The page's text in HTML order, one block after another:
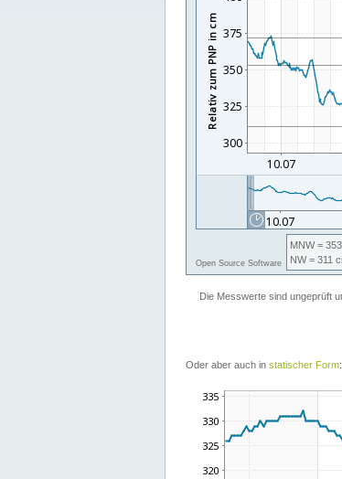
Oder aber auch in statischer Form: